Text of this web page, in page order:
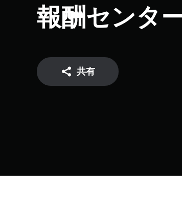
報酬センタ
共有